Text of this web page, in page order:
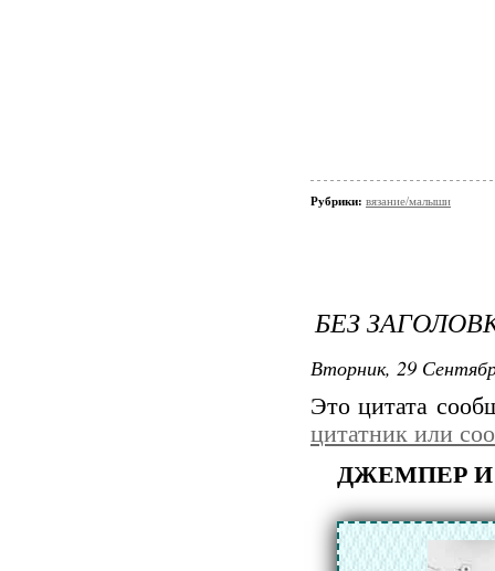
Рубрики: вязание/малыши
БЕЗ
Вторник, 29
Это цитата
цитатник или
ДЖЕМПЕР